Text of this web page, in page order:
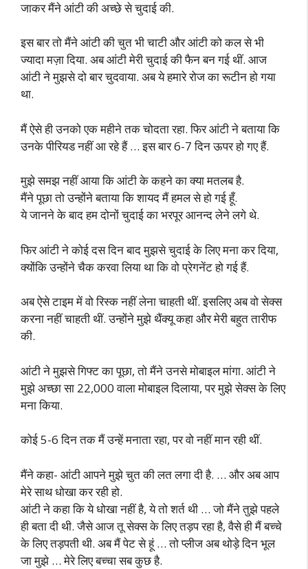
जाकर मैंने आंटी की अच्छे से चुदाई की.
इस बार तो मैंने आंटी की चुत भी चाटी और आंटी को कल से भी
ज्यादा मज़ा दिया. अब आंटी मेरी चुदाई की फैन बन गई थीं. आज
आंटी ने मुझसे दो बार चुदवाया. अब ये हमारे रोज का रूटीन हो गया
था.
मैं ऐसे ही उनको एक महीने तक चोदता रहा. फिर आंटी ने बताया कि
उनके पीरियड नहीं आ रहे हैं … इस बार 6-7 दिन ऊपर हो गए हैं.
मुझे समझ नहीं आया कि आंटी के कहने का क्या मतलब है.
मैंने पूछा तो उन्होंने बताया कि शायद मैं हमल से हो गई हूँ.
ये जानने के बाद हम दोनों चुदाई का भरपूर आनन्द लेने लगे थे.
फिर आंटी ने कोई दस दिन बाद मुझसे चुदाई के लिए मना कर दिया,
क्योंकि उन्होंने चैक करवा लिया था कि वो प्रेगनेंट हो गई हैं.
अब ऐसे टाइम में वो रिस्क नहीं लेना चाहती थीं. इसलिए अब वो सेक्स
करना नहीं चाहती थीं. उन्होंने मुझे थैंक्यू कहा और मेरी बहुत तारीफ
की.
आंटी ने मुझसे गिफ्ट का पूछा, तो मैंने उनसे मोबाइल मांगा. आंटी ने
मुझे अच्छा सा 22,000 वाला मोबाइल दिलाया, पर मुझे सेक्स के लिए
मना किया.
कोई 5-6 दिन तक मैं उन्हें मनाता रहा, पर वो नहीं मान रही थीं.
मैंने कहा- आंटी आपने मुझे चुत की लत लगा दी है. … और अब आप
मेरे साथ धोखा कर रही हो.
आंटी ने कहा कि ये धोखा नहीं है, ये तो शर्त थी … जो मैंने तुझे पहले
ही बता दी थी. जैसे आज तू सेक्स के लिए तड़प रहा है, वैसे ही मैं बच्चे
के लिए तड़पती थी. अब मैं पेट से हूं … तो प्लीज अब थोड़े दिन भूल
जा मुझे … मेरे लिए बच्चा सब कुछ है.